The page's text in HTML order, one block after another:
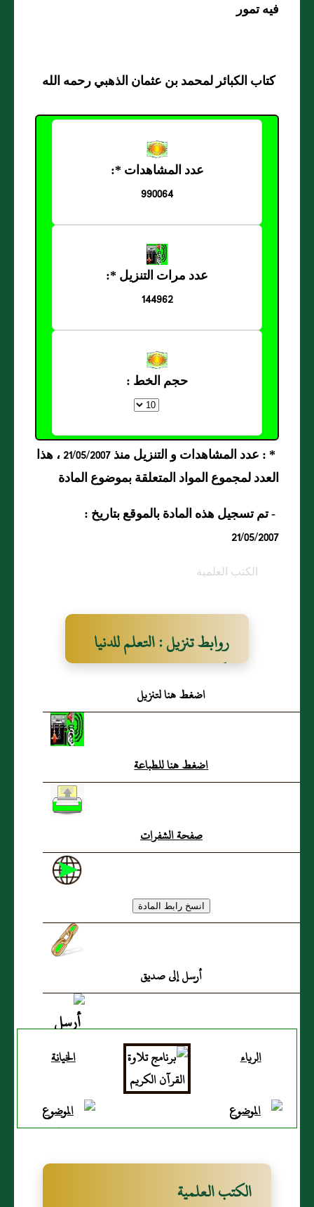
فيه تمور
كتاب الكبائر لمحمد بن عثمان الذهبي رحمه الله
عدد المشاهدات *:
990064
عدد مرات التنزيل *:
144962
حجم الخط :
* : عدد المشاهدات و التنزيل منذ 21/05/2007 ، هذا
العدد لمجموع المواد المتعلقة بموضوع المادة
- تم تسجيل هذه المادة بالموقع بتاريخ :
21/05/2007
الكتب العلمية
روابط تنزيل : التعلم للدنيا
وكتمان العلم
اضغط هنا لتنزيل
اضغط هنا للطباعة
صفحة الشفرات
أرسل إلى صديق
الرياء الخيانة
الكتب العلمية